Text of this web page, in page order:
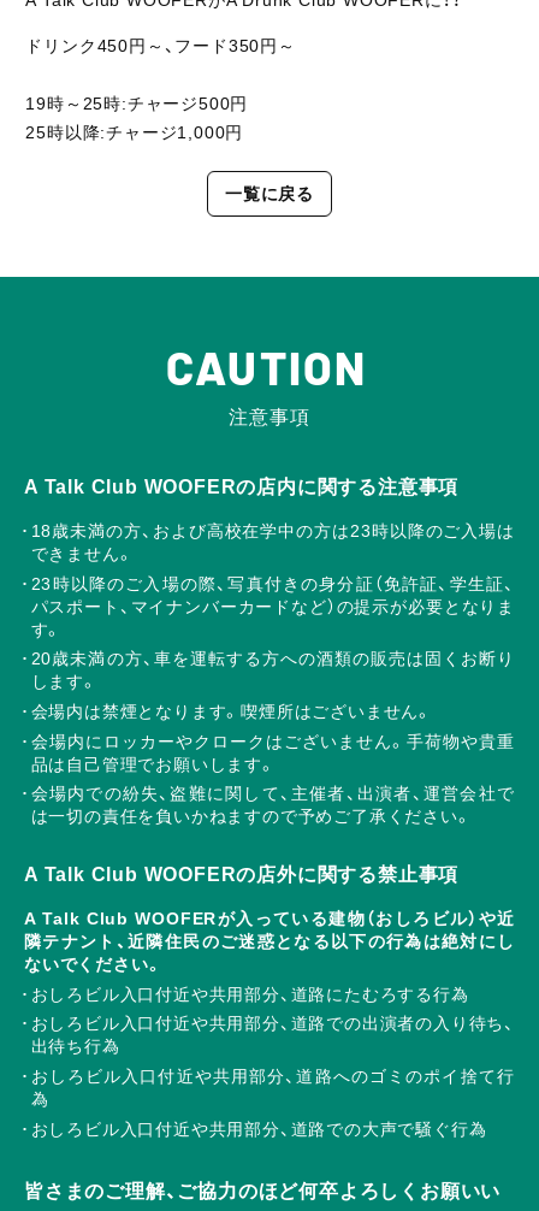
ドリンク450円～、フード350円～
19時～25時:チャージ500円
25時以降:チャージ1,000円
一覧に戻る
CAUTION
注意事項
A Talk Club WOOFERの店内に関する注意事項
18歳未満の方、および高校在学中の方は23時以降のご入場は
できません。
23時以降のご入場の際、写真付きの身分証（免許証、学生証、
パスポート、マイナンバーカードなど）の提示が必要となりま
す。
20歳未満の方、車を運転する方への酒類の販売は固くお断り
します。
会場内は禁煙となります。喫煙所はございません。
会場内にロッカーやクロークはございません。手荷物や貴重
品は自己管理でお願いします。
会場内での紛失、盗難に関して、主催者、出演者、運営会社で
は一切の責任を負いかねますので予めご了承ください。
A Talk Club WOOFERの店外に関する禁止事項
A Talk Club WOOFERが入っている建物（おしろビル）や近
隣テナント、近隣住民のご迷惑となる以下の行為は絶対にし
ないでください。
おしろビル入口付近や共用部分、道路にたむろする行為
おしろビル入口付近や共用部分、道路での出演者の入り待ち、
出待ち行為
おしろビル入口付近や共用部分、道路へのゴミのポイ捨て行
為
おしろビル入口付近や共用部分、道路での大声で騒ぐ行為
皆さまのご理解、ご協力のほど何卒よろしくお願いい